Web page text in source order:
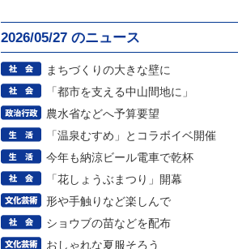
2026/05/27 のニュース
まちづくりの大きな壁に
「都市を支える中山間地に」
農水省などへ予算要望
「温泉むすめ」とコラボイベ開催
今年も納涼ビール電車で乾杯
「花しょうぶまつり」開幕
形や手触りなど楽しんで
ショウブの苗などを配布
おしゃれな夏服そろう